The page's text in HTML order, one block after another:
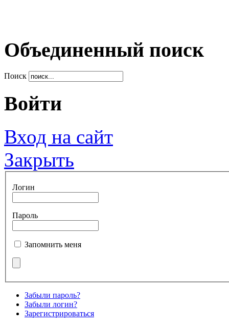
Объединенный поиск
Поиск
Войти
Вход на сайт
Закрыть
Логин
Пароль
Запомнить меня
Забыли пароль?
Забыли логин?
Зарегистрироваться